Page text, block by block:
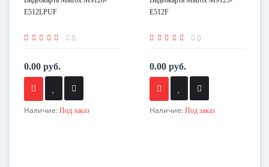
E512LPUF
0
0.00 руб.
Наличие: Под заказ
E512F
0
0.00 руб.
Наличие: Под заказ